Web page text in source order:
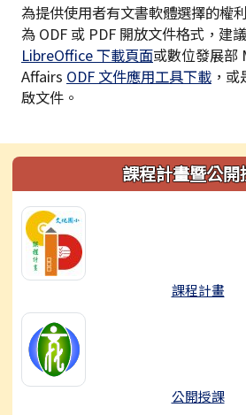
為提供使用者有文書軟體選擇的權
為 ODF 或 PDF 開放文件格式，建
LibreOffice 下載頁面或數位發展
Affairs ODF 文件應用工具下載 ，
啟文件。
左邊區域內容課程計畫暨公開
課程計畫
公開授課